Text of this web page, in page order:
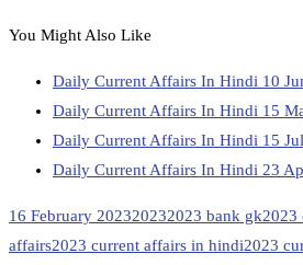
You Might Also Like
Daily Current Affairs In Hindi 10
Daily Current Affairs In Hindi 15
Daily Current Affairs In Hindi 15
Daily Current Affairs In Hindi 23
16 February 202320232023 bank gk2023
affairs2023 current affairs in hindi2023